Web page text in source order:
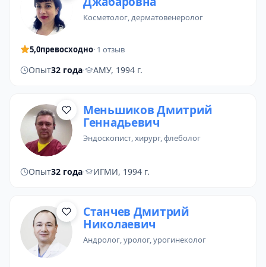
косметолог,дерматовенеролог
5,0превосходно· 1 отзыв
Опыт32 года· АМУ, 1994 г.
Меньшиков Дмитрий
Геннадьевич
эндоскопист, хирург, флеболог
Опыт32 года· ИГМИ, 1994 г.
Станчев Дмитрий
Николаевич
андролог,уролог,урогинеколог